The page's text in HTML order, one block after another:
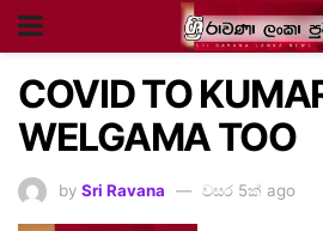
COVID TO
WELGAMA TOO
by Sri Ravana වසර 5ක් ago